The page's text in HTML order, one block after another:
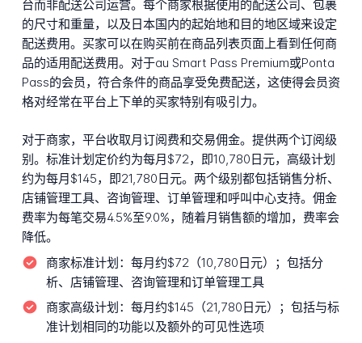
台而非配送公司运营。每个商家根据使用的配送公司、包裹
的尺寸和重量，以及日本国内的起始地和目的地区域来设定
配送费用。买家可以在购买前在商品列表页面上看到任何商
品的适用配送费用。对于au Smart Pass Premium或Ponta
Pass的会员，符合条件的商品享受免费配送，这使得会员资
格对经常在平台上下单的买家特别有吸引力。
对于商家，平台收取月订阅费和交易佣金。提供两个订阅级
别。标准计划定价约为每月$72，即10,780日元，高级计划
约为每月$145，即21,780日元。两个级别都包括销售分析、
店铺管理工具、咨询管理、订单管理和呼叫中心支持。佣金
费率为每笔交易4.5%至9.0%，随着月销售额的增加，费率会
降低。
商家标准计划： 每月约$72（10,780日元）；包括分
析、店铺管理、咨询管理和订单管理工具
商家高级计划： 每月约$145（21,780日元）；包括与标
准计划相同的功能以及额外的可见性选项